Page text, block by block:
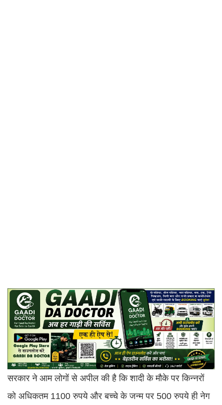
सरकार ने आम लोगों से अपील की है कि शादी के मौके पर किन्नरों
को अधिकतम 1100 रुपये और बच्चे के जन्म पर 500 रुपये ही नेग